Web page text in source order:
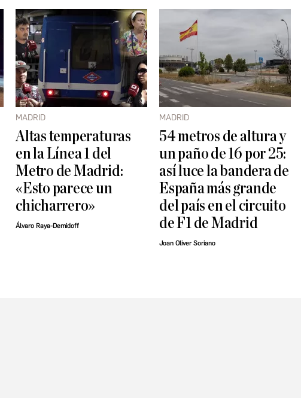
MADRID
Altas temperaturas
en la Línea 1 del
Metro de Madrid:
«Esto parece un
chicharrero»
Álvaro Raya-Demidoff
MADRID
54 metros de altura y
un paño de 16 por 25:
así luce la bandera de
España más grande
del país en el circuito
de F1 de Madrid
Joan Oliver Soriano